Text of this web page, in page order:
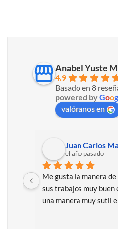
Anabel Yuste
4.9
Basado en 8 reseñ
powered by Goog
valóranos en
Juan Carlos
el año pasado
Me gusta la manera
sus trabajos muy buen
una manera muy sutil